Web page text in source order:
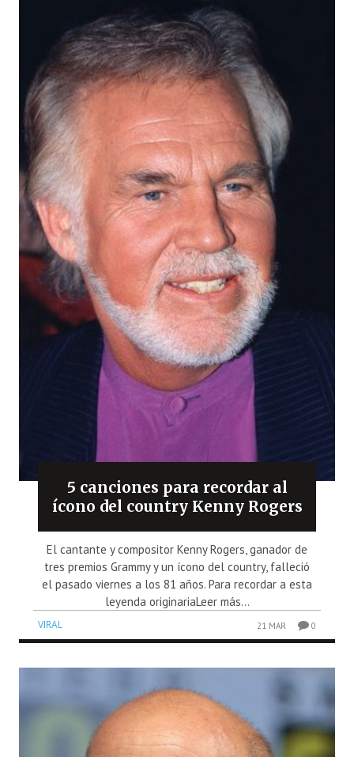
5 canciones para recordar al
ícono del country Kenny Rogers
El cantante y compositor Kenny Rogers, ganador de
tres premios Grammy y un ícono del country, falleció
el pasado viernes a los 81 años. Para recordar a esta
leyenda originariaLeer más...
VIRAL 21 MAR 0